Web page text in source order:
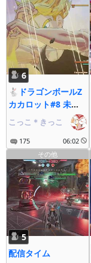
6
🐇ドラゴンボールZ
カカロット#8 未来
トランクス編(DLC)
こっこ＊きっこ
175 06:02
その他
5
配信タイム